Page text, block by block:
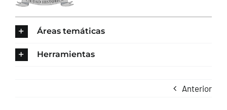
Áreas temáticas
Herramientas
Anterior